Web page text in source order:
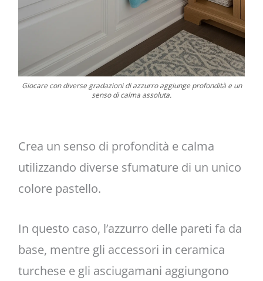
Giocare con diverse gradazioni di azzurro aggiunge profondità e un
senso di calma assoluta.
Crea un senso di profondità e calma
utilizzando diverse sfumature di un unico
colore pastello.
In questo caso, l’azzurro delle pareti fa da
base, mentre gli accessori in ceramica
turchese e gli asciugamani aggiungono